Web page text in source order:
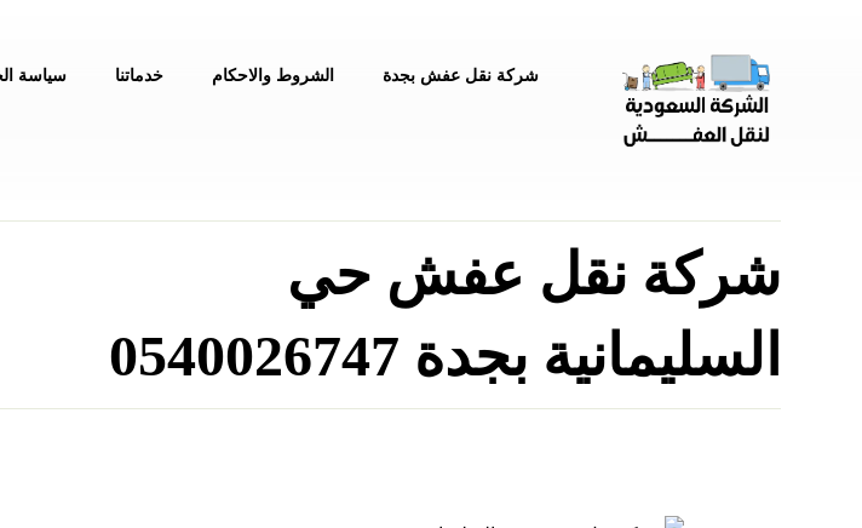
شركة نقل عفش بجدة الشروط والاحكام خدماتنا سياسة
شركة نقل عفش حي
السليمانية بجدة 0540026747